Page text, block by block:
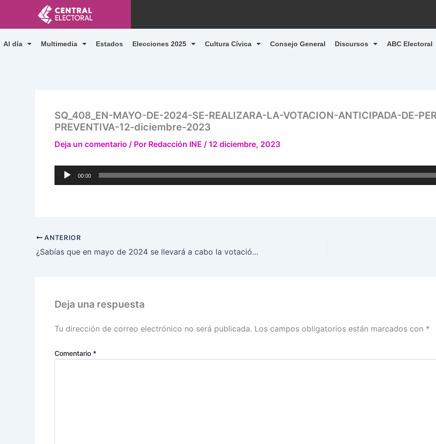
contenido
Al día Multimedia Estados Elecciones 2025 Cultura Cívica Consejo General Discursos ABC Electoral
SQ_408_EN-MAYO-DE-2024-SE-REALIZARA-LA-VOTACION-ANTICIPADA-DE-
PREVENTIVA-12-diciembre-2023
Deja un comentario / Por Redacción INE / 12 diciembre, 2023
Reproductor
de
00:00
ANTERIOR
¿Sabías que en mayo de 2024 se llevará a cabo la votación anticipada de personas en prisión preventiva?
Deja una respuesta
Tu dirección de correo electrónico no será publicada. Los campos obligatorios están marcados con *
Comentario *